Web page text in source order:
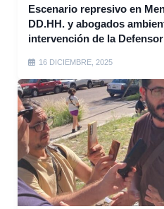
Escenario represivo en
DD.HH. y abogados
intervención de la
16 DICIEMBRE, 2025